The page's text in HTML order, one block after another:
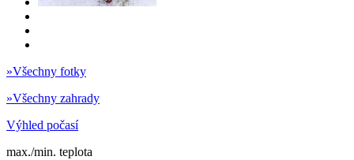
»Všechny fotky
»Všechny zahrady
Výhled počasí
max./min. teplota